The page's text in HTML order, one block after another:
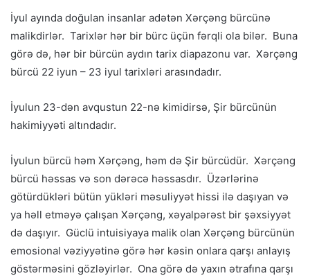
İyul ayında doğulan insanlar adətən Xərçəng bürcünə
malikdirlər. Tarixlər hər bir bürc üçün fərqli ola bilər. Buna
görə də, hər bir bürcün aydın tarix diapazonu var. Xərçəng
bürcü 22 iyun – 23 iyul tarixləri arasındadır.
İyulun 23-dən avqustun 22-nə kimidirsə, Şir bürcünün
hakimiyyəti altındadır.
İyulun bürcü həm Xərçəng, həm də Şir bürcüdür. Xərçəng
bürcü həssas və son dərəcə həssasdır. Üzərlərinə
götürdükləri bütün yükləri məsuliyyət hissi ilə daşıyan və
ya həll etməyə çalışan Xərçəng, xəyalpərəst bir şəxsiyyət
də daşıyır. Güclü intuisiyaya malik olan Xərçəng bürcünün
emosional vəziyyətinə görə hər kəsin onlara qarşı anlayış
göstərməsini gözləyirlər. Ona görə də yaxın ətrafına qarşı